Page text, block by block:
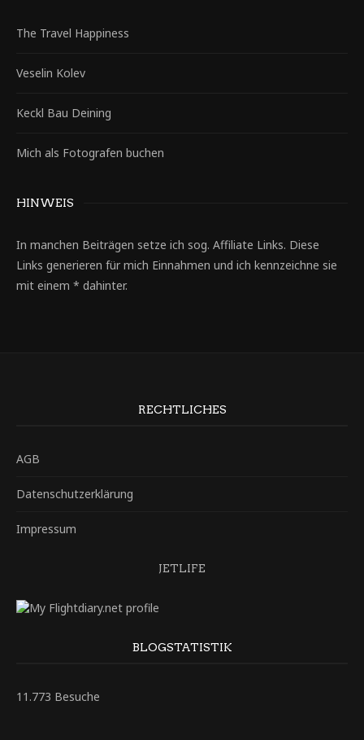
The Travel Happiness
Veselin Kolev
Keckl Bau Deining
Mich als Fotografen buchen
HINWEIS
In manchen Beiträgen setze ich sog. Affiliate Links. Diese
Links generieren für mich Einnahmen und ich kennzeichne sie
mit einem * dahinter.
RECHTLICHES
AGB
Datenschutzerklärung
Impressum
JETLIFE
BLOGSTATISTIK
11.773 Besuche